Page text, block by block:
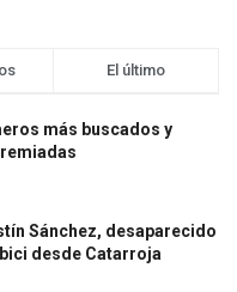
El último
más buscados y
Sánchez, desaparecido
desde Catarroja